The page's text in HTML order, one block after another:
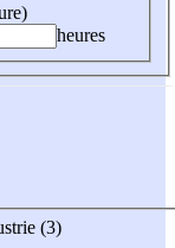
heures
(3)